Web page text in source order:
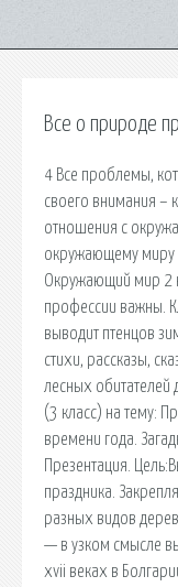
Все о природе
4 Все проблемы,
своего внимания –
отношения с
окружающему миру
Окружающий мир 2
профессии важны.
выводит птенцов
стихи, рассказы,
лесных обитателей
(3 класс) на тему:
времени года.
Презентация.
праздника.
разных видов
— в узком смысле
xvii веках в